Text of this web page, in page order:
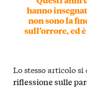
hanno
non sono la
sull’orrore, ed
Lo stesso articolo si
riflessione sulle